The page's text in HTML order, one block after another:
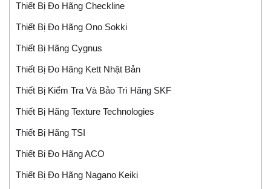
Thiết Bị Đo Hãng Checkline
Thiết Bị Đo Hãng Ono Sokki
Thiết Bị Hãng Cygnus
Thiết Bị Đo Hãng Kett Nhật Bản
Thiết Bị Kiểm Tra Và Bảo Trì Hãng SKF
Thiết Bị Hãng Texture Technologies
Thiết Bị Hãng TSI
Thiết Bị Đo Hãng ACO
Thiết Bị Đo Hãng Nagano Keiki